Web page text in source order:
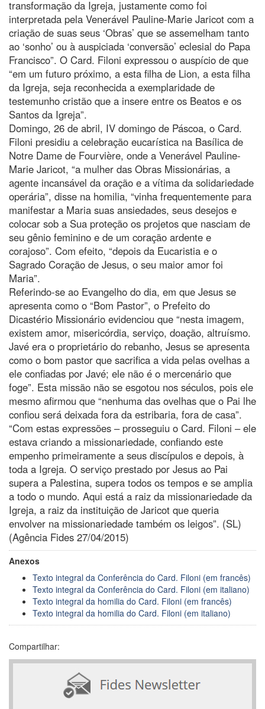
transformação da Igreja, justamente como foi
interpretada pela Venerável Pauline-Marie Jaricot com a
criação de suas seus ‘Obras’ que se assemelham tanto
ao ‘sonho’ ou à auspiciada ‘conversão’ eclesial do Papa
Francisco”. O Card. Filoni expressou o auspício de que
“em um futuro próximo, a esta filha de Lion, a esta filha
da Igreja, seja reconhecida a exemplaridade de
testemunho cristão que a insere entre os Beatos e os
Santos da Igreja”.
Domingo, 26 de abril, IV domingo de Páscoa, o Card.
Filoni presidiu a celebração eucarística na Basílica de
Notre Dame de Fourvière, onde a Venerável Pauline-
Marie Jaricot, “a mulher das Obras Missionárias, a
agente incansável da oração e a vítima da solidariedade
operária”, disse na homilia, “vinha frequentemente para
manifestar a Maria suas ansiedades, seus desejos e
colocar sob a Sua proteção os projetos que nasciam de
seu gênio feminino e de um coração ardente e
corajoso”. Com efeito, “depois da Eucaristia e o
Sagrado Coração de Jesus, o seu maior amor foi
Maria”.
Referindo-se ao Evangelho do dia, em que Jesus se
apresenta como o “Bom Pastor”, o Prefeito do
Dicastério Missionário evidenciou que “nesta imagem,
existem amor, misericórdia, serviço, doação, altruísmo.
Javé era o proprietário do rebanho, Jesus se apresenta
como o bom pastor que sacrifica a vida pelas ovelhas a
ele confiadas por Javé; ele não é o mercenário que
foge”. Esta missão não se esgotou nos séculos, pois ele
mesmo afirmou que “nenhuma das ovelhas que o Pai lhe
confiou será deixada fora da estribaria, fora de casa”.
“Com estas expressões – prosseguiu o Card. Filoni – ele
estava criando a missionariedade, confiando este
empenho primeiramente a seus discípulos e depois, à
toda a Igreja. O serviço prestado por Jesus ao Pai
supera a Palestina, supera todos os tempos e se amplia
a todo o mundo. Aqui está a raiz da missionariedade da
Igreja, a raiz da instituição de Jaricot que queria
envolver na missionariedade também os leigos”. (SL)
(Agência Fides 27/04/2015)
Anexos
Texto integral da Conferência do Card. Filoni (em francês)
Texto integral da Conferência do Card. Filoni (em italiano)
Texto integral da homilia do Card. Filoni (em francês)
Texto integral da homilia do Card. Filoni (em italiano)
Compartilhar: